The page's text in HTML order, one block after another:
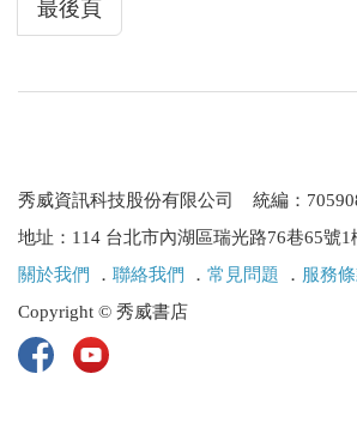
最後頁
秀威資訊科技股份有限公司 統編：
地址：114 台北市內湖區瑞光路76巷65號1
關於我們
． 聯絡我們 ． 常見問題 ． 服務
Copyright © 秀威書店